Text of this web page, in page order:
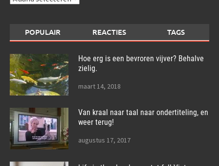
POPULAIR REACTIES TAGS
Hoe erg is een bevroren vijver? Behalve
zielig.
maart 14, 2018
Van kraal naar taal naar ondertiteling, en
weer terug!
augustus 17, 2017